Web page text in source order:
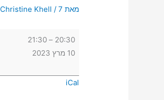
מאת Christine Khell / 7 במרץ 2023
20:30
–
21:30
10 מרץ 2023
iCal